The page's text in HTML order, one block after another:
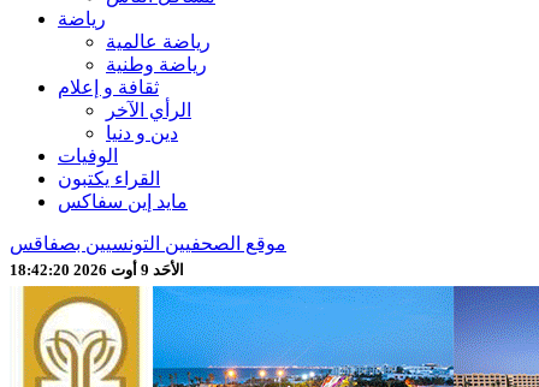
رياضة
رياضة عالمية
رياضة وطنية
ثقافة و إعلام
الرأي الآخر
دين و دنيا
الوفيات
القراء يكتبون
مايد إين سفاكس
موقع الصحفيين التونسيين بصفاقس
الأحَد 9 أوت 2026 18:42:22